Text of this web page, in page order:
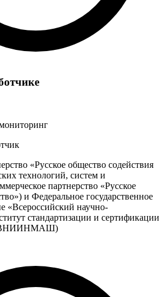
«Русское общество содействия
технологий, систем и
партнерство «Русское
и Федеральное государственное
«Всероссийский научно-
стандартизации и сертификации
(ВНИИНМАШ)